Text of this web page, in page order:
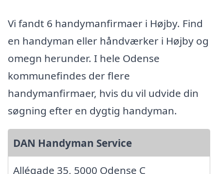
Vi fandt 6 handymanfirmaer i Højby. Find
en handyman eller håndværker i Højby og
omegn herunder. I hele Odense
kommunefindes der flere
handymanfirmaer, hvis du vil udvide din
søgning efter en dygtig handyman.
DAN Handyman Service
Allégade 35, 5000 Odense C